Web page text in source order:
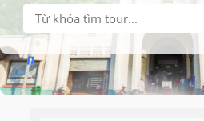
Tìm
kiếm: